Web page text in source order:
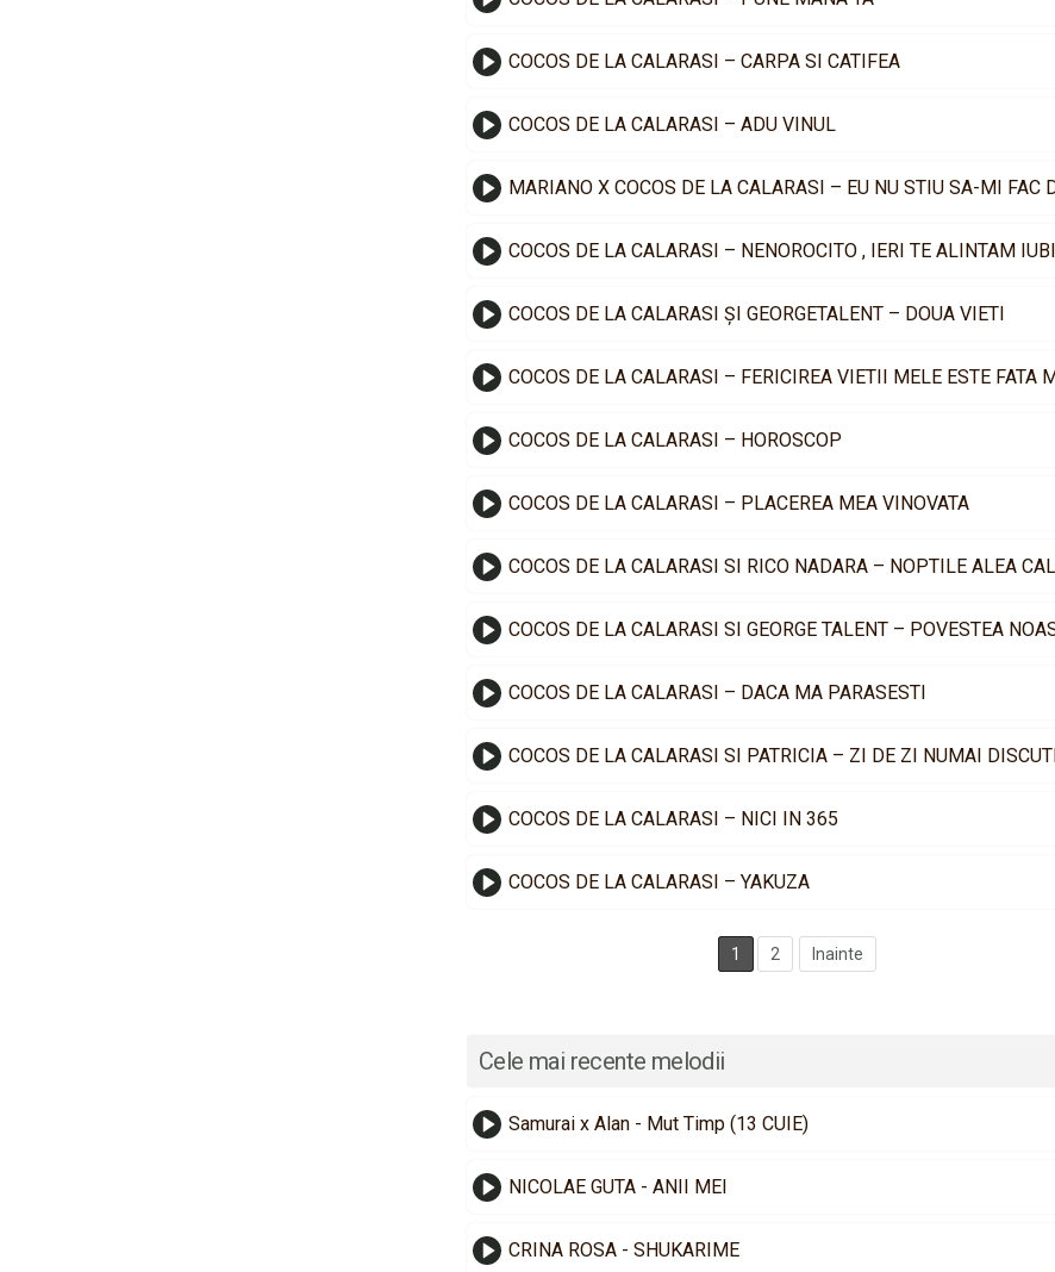
COCOS DE LA CALARASI – CARPA SI CATIFEA
COCOS DE LA CALARASI – ADU VINUL
COCOS DE LA CALARASI ȘI GEORGETALENT – DOUA VIETI
COCOS DE LA CALARASI – HOROSCOP
COCOS DE LA CALARASI – PLACEREA MEA VINOVATA
COCOS DE LA CALARASI – DACA MA PARASESTI
COCOS DE LA CALARASI SI PATRICIA – ZI DE ZI NUMAI DISCUTII
COCOS DE LA CALARASI – NICI IN 365
COCOS DE LA CALARASI – YAKUZA
1 2 Inainte
Cele mai recente melodii
Samurai x Alan - Mut Timp (13 CUIE)
NICOLAE GUTA - ANII MEI
CRINA ROSA - SHUKARIME